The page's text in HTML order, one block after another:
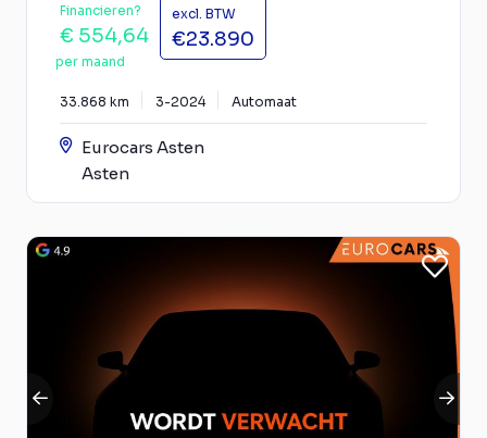
Financieren?
€ 554,64
per maand
excl. BTW
€23.890
33.868 km 3-2024 Automaat
Eurocars Asten
Asten